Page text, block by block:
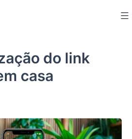
do link
casa